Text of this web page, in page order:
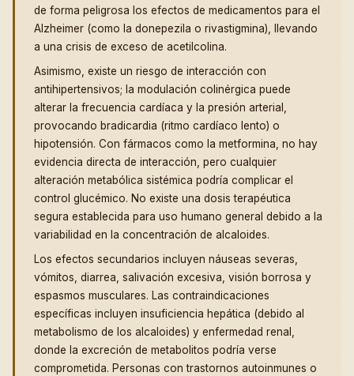
de forma peligrosa los efectos de medicamentos para el
Alzheimer (como la donepezila o rivastigmina), llevando
a una crisis de exceso de acetilcolina.
Asimismo, existe un riesgo de interacción con
antihipertensivos; la modulación colinérgica puede
alterar la frecuencia cardíaca y la presión arterial,
provocando bradicardia (ritmo cardíaco lento) o
hipotensión. Con fármacos como la metformina, no hay
evidencia directa de interacción, pero cualquier
alteración metabólica sistémica podría complicar el
control glucémico. No existe una dosis terapéutica
segura establecida para uso humano general debido a la
variabilidad en la concentración de alcaloides.
Los efectos secundarios incluyen náuseas severas,
vómitos, diarrea, salivación excesiva, visión borrosa y
espasmos musculares. Las contraindicaciones
específicas incluyen insuficiencia hepática (debido al
metabolismo de los alcaloides) y enfermedad renal,
donde la excreción de metabolitos podría verse
comprometida. Personas con trastornos autoinmunes o